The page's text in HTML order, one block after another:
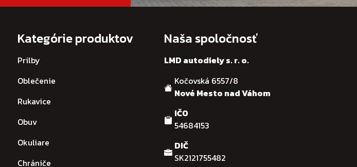
Kategórie produktov
Prilby
Oblečenie
Rukavice
Obuv
Okuliare
Chrániče
Naša spoločnosť
LMD autodiely s. r. o.
Kočovská 6557/8
Nové Mesto nad Váhom
IČO
54684153
DIČ
SK2121755482